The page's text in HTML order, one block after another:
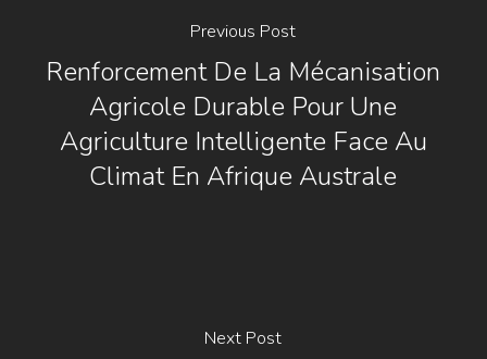
Previous Post
Renforcement De La Mécanisation
Agricole Durable Pour Une
Agriculture Intelligente Face Au
Climat En Afrique Australe
Next Post